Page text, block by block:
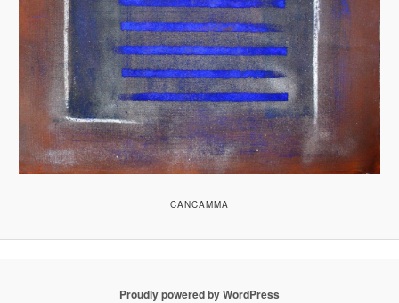
CANCAMMA
Proudly powered by WordPress